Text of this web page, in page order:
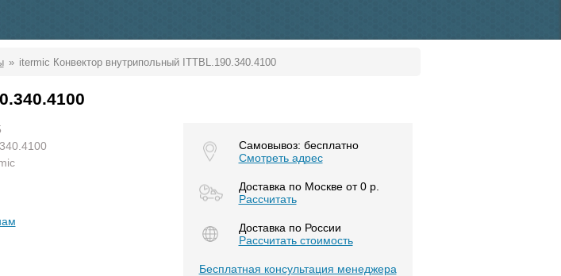
itermic Конвектор внутрипольный ITTBL.190.340.4100
Самовывоз: бесплатно
Смотреть адрес
Доставка по Москве от 0 р.
Расcчитать
Доставка по России
Рассчитать стоимость
Бесплатная консультация менеджера